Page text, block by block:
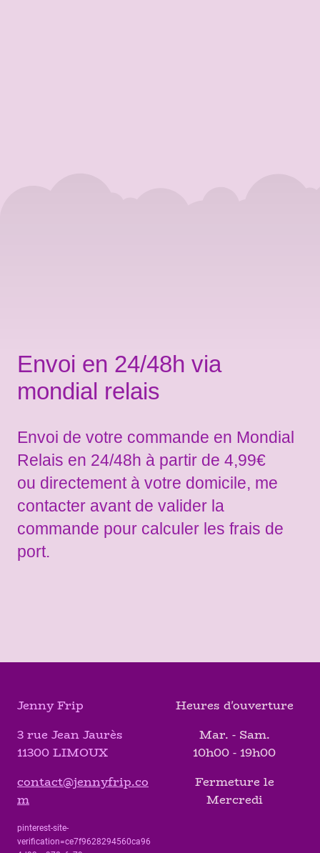
Envoi en 24/48h via
mondial relais
Envoi de votre commande en Mondial
Relais en 24/48h à partir de 4,99€
ou directement à votre domicile, me
contacter avant de valider la
commande pour calculer les frais de
port.
Jenny Frip
3 rue Jean Jaurès
11300 LIMOUX
contact@jennyfrip.co
m
pinterest-site-
verification=ce7f9628294560ca96
Heures d'ouverture
Mar. - Sam.
10h00 - 19h00
Fermeture le
Mercredi